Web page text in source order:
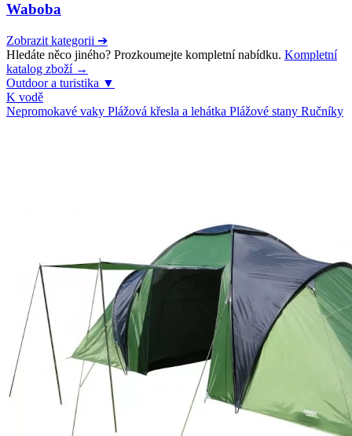
Waboba
Zobrazit kategorii ➔
Hledáte něco jiného? Prozkoumejte kompletní nabídku. Kompletní
katalog zboží →
Outdoor a turistika ▼
K vodě
Nepromokavé vaky Plážová křesla a lehátka Plážové stany Ručníky